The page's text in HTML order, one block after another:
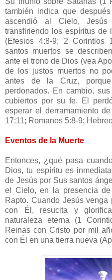
también indica que
ascendió al Cielo,
transfiriendo los espíritus
(Efesios 4:8-9; 2 Corintios
santos muertos se
ante el trono de Dios (vea
de los justos muertos no
antes de la Cruz,
perdonados. En cambio,
cubiertos por su fe. El
esperar el derramamiento
17:11; Romanos 5:8-9;
Eventos de la Muerte
Entonces, ¿qué pasa
Dios, tu espíritu es
de Jesús por Sus santos
el Cielo, en la presencia
Rapto. Cuando Jesús
con Él, resucita y
naturaleza eterna (1
Reinas con Cristo por mil
con Él en una tierra nueva